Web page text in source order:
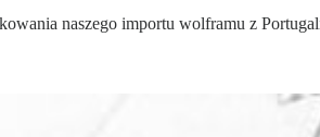
naszego importu wolframu z